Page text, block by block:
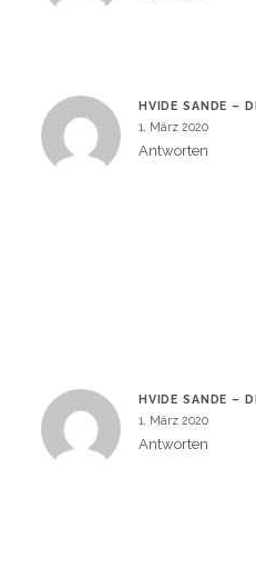
HVIDE SANDE –
1. März 2020
Antworten
HVIDE SANDE –
1. März 2020
Antworten